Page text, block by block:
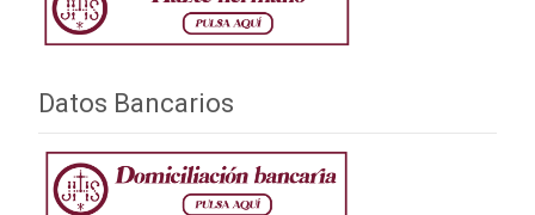
Datos Bancarios